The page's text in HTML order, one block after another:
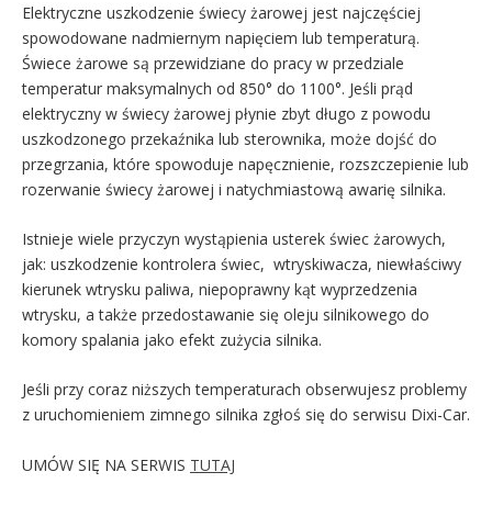
Elektryczne uszkodzenie świecy żarowej jest najczęściej
spowodowane nadmiernym napięciem lub temperaturą.
Świece żarowe są przewidziane do pracy w przedziale
temperatur maksymalnych od 850° do 1100°. Jeśli prąd
elektryczny w świecy żarowej płynie zbyt długo z powodu
uszkodzonego przekaźnika lub sterownika, może dojść do
przegrzania, które spowoduje napęcznienie, rozszczepienie lub
rozerwanie świecy żarowej i natychmiastową awarię silnika.
Istnieje wiele przyczyn wystąpienia usterek świec żarowych,
jak: uszkodzenie kontrolera świec, wtryskiwacza, niewłaściwy
kierunek wtrysku paliwa, niepoprawny kąt wyprzedzenia
wtrysku, a także przedostawanie się oleju silnikowego do
komory spalania jako efekt zużycia silnika.
Jeśli przy coraz niższych temperaturach obserwujesz problemy
z uruchomieniem zimnego silnika zgłoś się do serwisu Dixi-Car.
UMÓW SIĘ NA SERWIS TUTAJ